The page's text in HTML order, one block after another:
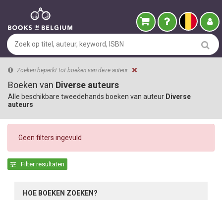
Zoeken beperkt tot boeken van deze auteur
Boeken van Diverse auteurs
Alle beschikbare tweedehands boeken van auteur Diverse
auteurs
Geen filters ingevuld
Filter resultaten
HOE BOEKEN ZOEKEN?